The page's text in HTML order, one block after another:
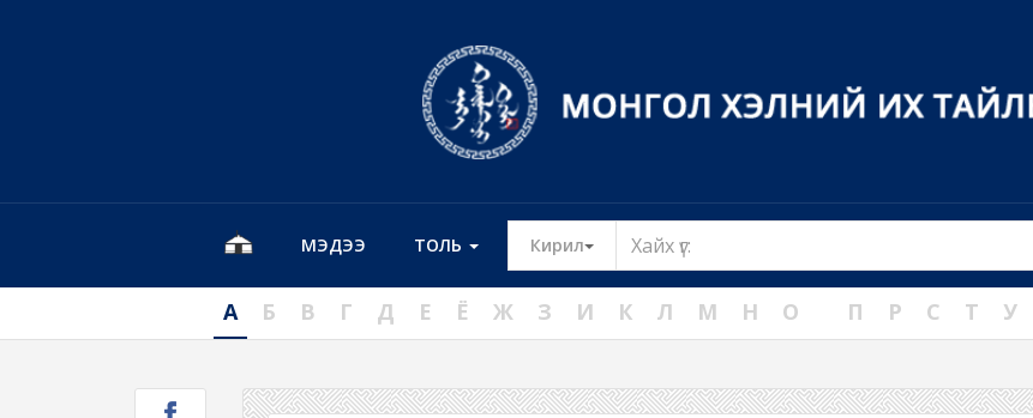
МЭДЭЭ ТОЛЬ Кирил Toggle Dropdown
А Б В Г Д Е Ё Ж З И К Л М Н О П Р С Т У